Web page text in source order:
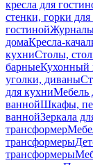
кресла для
стенки, горки
гостиной
домаКресла-
кухниСтолы,
барныеКухонный
уголки, диваны
для кухниМебель
ваннойШкафы,
ваннойЗеркала
трансформер
трансформеры
трансформеры